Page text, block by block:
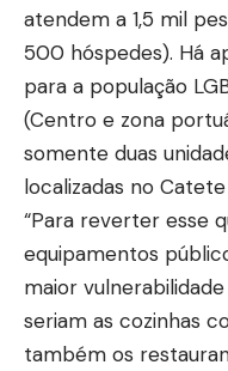
atendem a 1,5 mil
500 hóspedes). Há
para a população
(Centro e zona
somente duas
localizadas no
“Para reverter esse
equipamentos
maior
seriam as cozinhas
também os